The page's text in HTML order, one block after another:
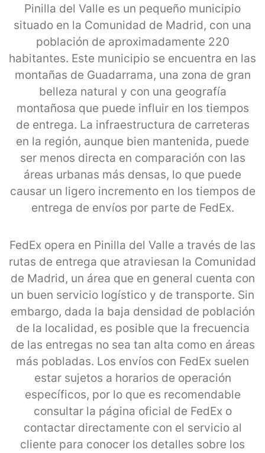
Pinilla del Valle es un pequeño municipio
situado en la Comunidad de Madrid, con una
población de aproximadamente 220
habitantes. Este municipio se encuentra en las
montañas de Guadarrama, una zona de gran
belleza natural y con una geografía
montañosa que puede influir en los tiempos
de entrega. La infraestructura de carreteras
en la región, aunque bien mantenida, puede
ser menos directa en comparación con las
áreas urbanas más densas, lo que puede
causar un ligero incremento en los tiempos de
entrega de envíos por parte de FedEx.
FedEx opera en Pinilla del Valle a través de las
rutas de entrega que atraviesan la Comunidad
de Madrid, un área que en general cuenta con
un buen servicio logístico y de transporte. Sin
embargo, dada la baja densidad de población
de la localidad, es posible que la frecuencia
de las entregas no sea tan alta como en áreas
más pobladas. Los envíos con FedEx suelen
estar sujetos a horarios de operación
específicos, por lo que es recomendable
consultar la página oficial de FedEx o
contactar directamente con el servicio al
cliente para conocer los detalles sobre los